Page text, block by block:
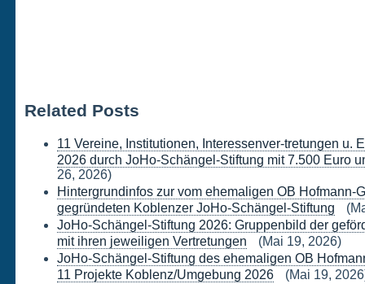
Related Posts
11 Vereine, Institutionen, Interessenver-tretungen u.
2026 durch JoHo-Schängel-Stiftung mit 7.500 Euro
26, 2026)
Hintergrundinfos zur vom ehemaligen OB Hofmann-
gegründeten Koblenzer JoHo-Schängel-Stiftung
JoHo-Schängel-Stiftung 2026: Gruppenbild der
mit ihren jeweiligen Vertretungen
(Mai 19, 2026)
JoHo-Schängel-Stiftung des ehemaligen OB
11 Projekte Koblenz/Umgebung 2026
(Mai 19,